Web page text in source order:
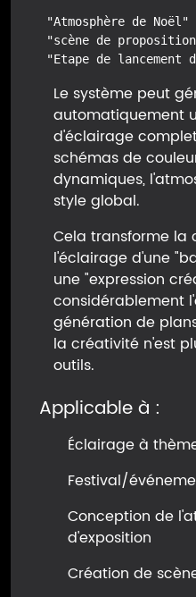
"Atmosphère de Noël"
"scène de
"Etape de lancement
Le système peut
automatiquement
d'éclairage
schémas de
dynamiques,
style global.
Cela transforme la
l'éclairage d'une
une "expression
considérablement
génération de
la créativité n'est
outils.
Applicable à :
Éclairage à
Festival/
Conception de
d'exposition
Création de